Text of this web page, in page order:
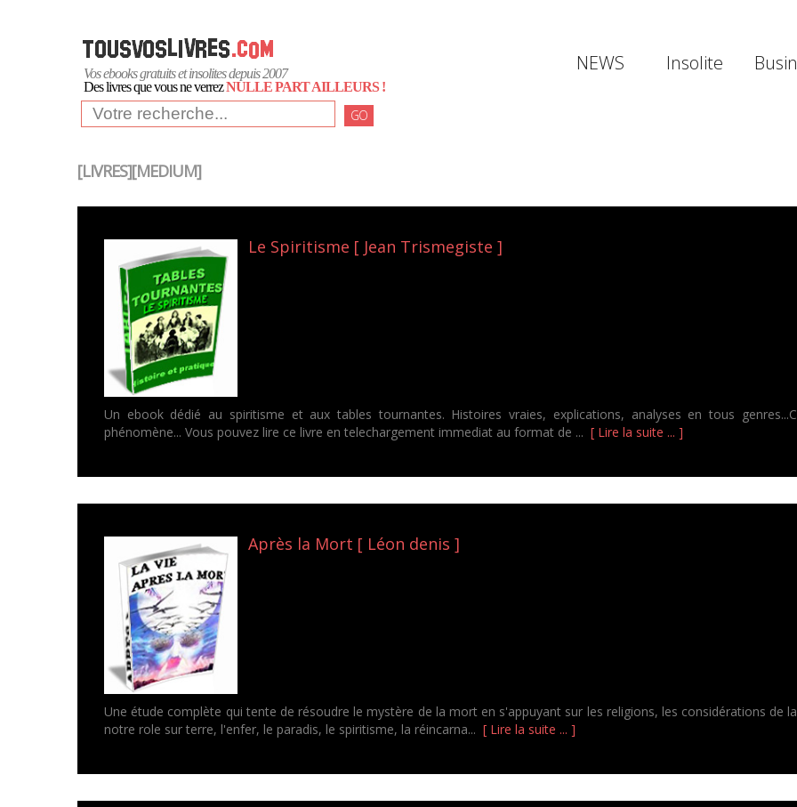
Vos ebooks gratuits et insolites depuis 2007
Des livres que vous ne verrezNULLE PART AILLEURS !
GO
NEWS Insolite
[LIVRES][MEDIUM]
Le Spiritisme [ Jean Trismegiste ]
Un ebook dédié au spiritisme et aux tables tournantes. Histoires vraies, explications, analyses en tous
phénomène... Vous pouvez lire ce livre en telechargement immediat au format de ... [ Lire la suite ... ]
Après la Mort [ Léon denis ]
Une étude complète qui tente de résoudre le mystère de la mort en s'appuyant sur les religions, les considérations de
notre role sur terre, l'enfer, le paradis, le spiritisme, la réincarna... [ Lire la suite ... ]